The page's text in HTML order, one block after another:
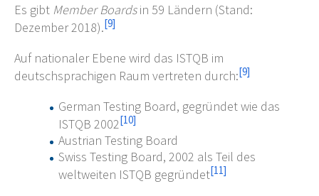
Es gibt Member Boardsin 59 Ländern (Stand:
Dezember 2018).[9]
Auf nationaler Ebene wird das ISTQB im
deutschsprachigen Raum vertreten durch:[9]
German Testing Board, gegründet wie das
ISTQB 2002[10]
Austrian Testing Board
Swiss Testing Board, 2002 als Teil des
weltweiten ISTQB gegründet[11]